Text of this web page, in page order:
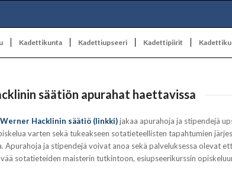
Kadettikunta Kadettiupseeri Kadettipiirit
säätiön apurahat haettavissa
Hacklinin säätiö (linkki)jakaa apurahoja ja stipendejä
varten sekä tukeakseen sotatieteellisten tapahtumien
Apurahoja ja stipendejä voivat anoa sekä palveluksessa olevat
sotatieteiden maisterin tutkintoon, esiupseerikurssin